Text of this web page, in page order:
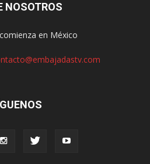
NOSOTROS
en México